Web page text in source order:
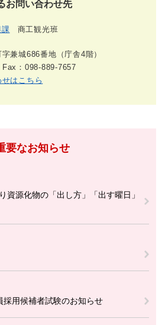
お問い合わせ先
課 商工観光班
兼城686番地（庁舎4階）
Fax：098-889-7657
はこちら
要なお知らせ
資源化物の「出し方」「出す曜日」
用候補者試験のお知らせ